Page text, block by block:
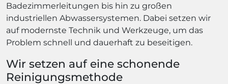
Badezimmerleitungen bis hin zu großen
industriellen Abwassersystemen. Dabei setzen wir
auf modernste Technik und Werkzeuge, um das
Problem schnell und dauerhaft zu beseitigen.
Wir setzen auf eine schonende
Reinigungsmethode